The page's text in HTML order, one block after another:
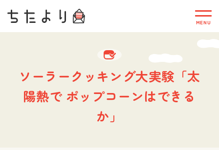
ソーラークッキング大実験「太
陽熱で ポップコーンはできる
か」